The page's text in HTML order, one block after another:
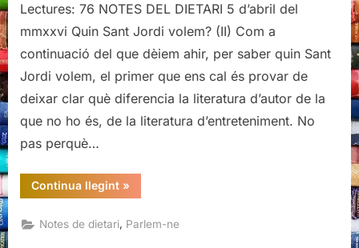
Lectures: 76 NOTES DEL DIETARI 5 d’abril del
mmxxvi Quin Sant Jordi volem? (II) Com a
continuació del que dèiem ahir, per saber quin Sant
Jordi volem, el primer que ens cal és provar de
deixar clar què diferencia la literatura d’autor de la
que no ho és, de la literatura d’entreteniment. No
pas perquè…
Continua llegint“Quin
Sant
volem?
(II)”
»
Notes de dietari, Parlem-ne